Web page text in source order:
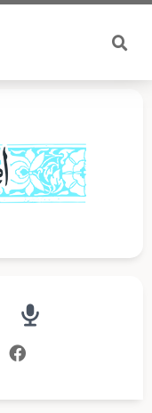
تخطي
المحتوى